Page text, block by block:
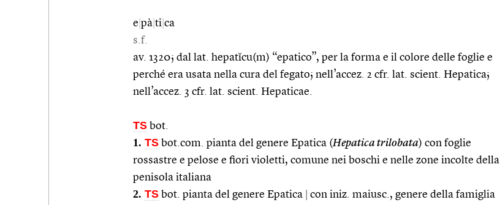
e pà ti ca
s.f.
av. 1320; dal lat. hepatĭcu(m) “epatico”, per la forma e il colore delle foglie e
perché era usata nella cura del fegato; nell’accez. 2 cfr. lat. scient. Hepatica;
nell’accez. 3 cfr. lat. scient. Hepaticae.
TS bot.
1. TS bot.com. pianta del genere Epatica (Hepatica trilobata) con foglie
rossastre e pelose e fiori violetti, comune nei boschi e nelle zone incolte della
penisola italiana
2. TS bot. pianta del genere Epatica
con iniz. maiusc., genere della famiglia